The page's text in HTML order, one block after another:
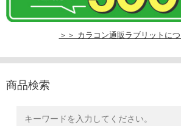
＞＞ カラコン通販ラブリットに
商品検索